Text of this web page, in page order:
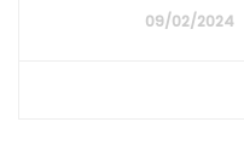
09/02/2024